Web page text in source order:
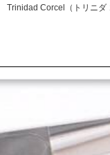
Trinidad Corcel（トリニダ